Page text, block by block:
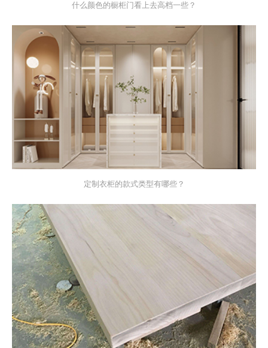
什么颜色的橱柜门看上去高档一些？
定制衣柜的款式类型有哪些？